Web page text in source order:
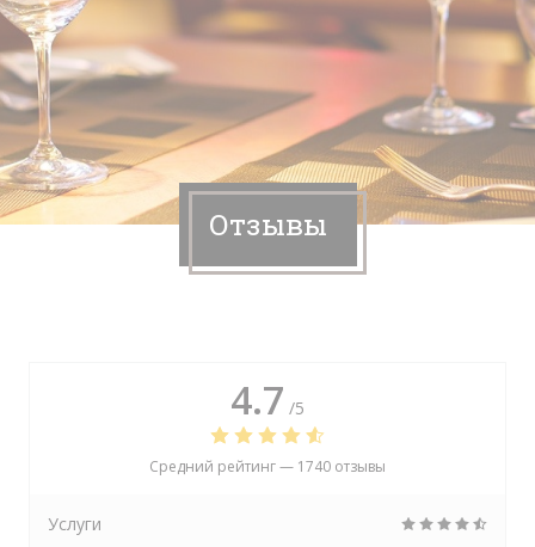
Отзывы
4.7 /5
Средний рейтинг — 1740 отзывы
Услуги